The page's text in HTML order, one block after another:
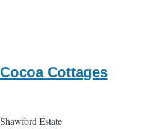
Cocoa Cottages
Shawford Estate